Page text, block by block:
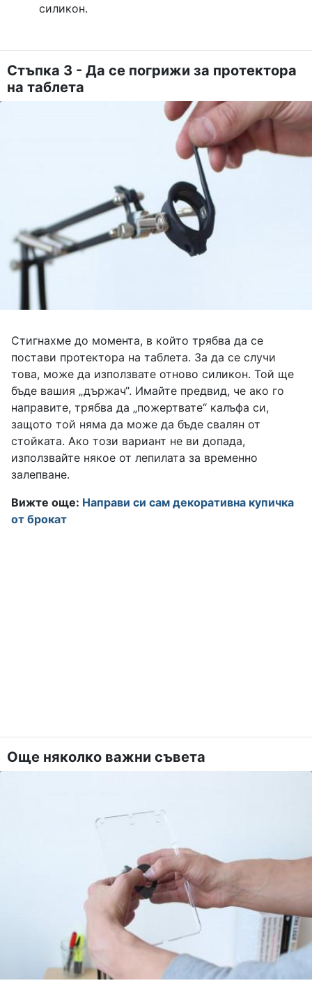
силикон.
Стъпка 3 - Да се погрижи за протектора
на таблета
Стигнахме до момента, в който трябва да се
постави протектора на таблета. За да се случи
това, може да използвате отново силикон. Той ще
бъде вашия „държач“. Имайте предвид, че ако го
направите, трябва да „пожертвате“ калъфа си,
защото той няма да може да бъде свалян от
стойката. Ако този вариант не ви допада,
използвайте някое от лепилата за временно
залепване.
Вижте още: Направи си сам декоративна купичка
от брокат
Още няколко важни съвета